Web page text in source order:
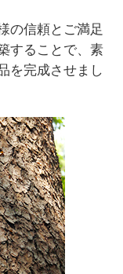
の信頼とご満足
することで、素
を完成させまし